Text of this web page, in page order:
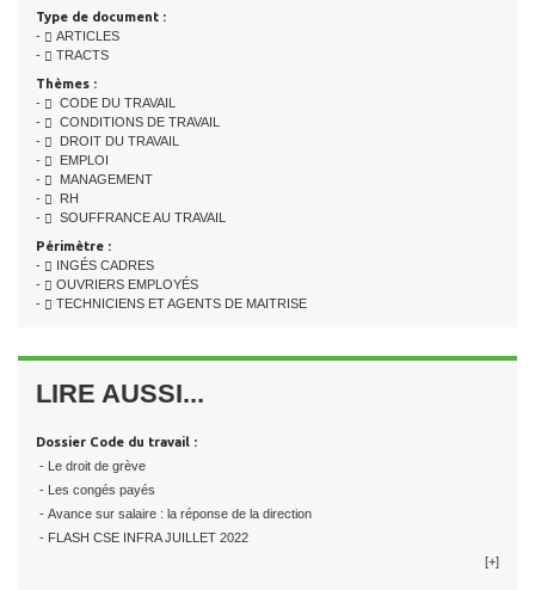
Type de document :
-
ARTICLES
-
TRACTS
Thèmes :
-
CODE DU TRAVAIL
-
CONDITIONS DE TRAVAIL
-
DROIT DU TRAVAIL
-
EMPLOI
-
MANAGEMENT
-
RH
-
SOUFFRANCE AU TRAVAIL
Périmètre :
-
INGÉS CADRES
-
OUVRIERS EMPLOYÉS
-
TECHNICIENS ET AGENTS DE MAITRISE
LIRE AUSSI...
Dossier Code du travail :
- Le droit de grève
- Les congés payés
- Avance sur salaire : la réponse de la direction
- FLASH CSE INFRA JUILLET 2022
[+]